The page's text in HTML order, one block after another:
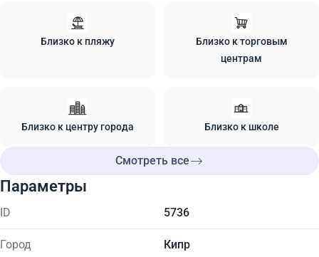
Близко к пляжу
Близко к торговым
центрам
Близко к центру города Близко к школе
Смотреть все
Параметры
ID 5736
Город Кипр